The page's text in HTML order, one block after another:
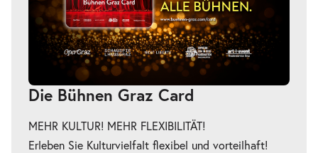
16:00–17:00 Uhr
Heidi-
12.06.2027
Sa. 12.06.2027
16:00–17:00 Uhr
Die Bühnen Graz Card
MEHR KULTUR! MEHR FLEXIBILITÄT!
Erleben Sie Kulturvielfalt flexibel und vorteilhaft!